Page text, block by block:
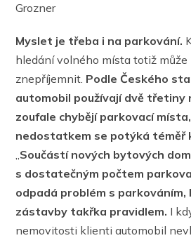
Grozner
Myslet je třeba i na parkování.
hledání volného místa totiž
znepříjemnit. Podle Českého
automobil používají dvě třetiny
zoufale chybějí parkovací
nedostatkem se potýká téměř
„Součástí nových bytových
s dostatečným počtem
odpadá problém s
zástavby takřka pravidlem. I
nemovitosti klienti automobil